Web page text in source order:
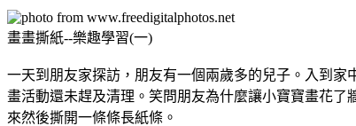
畫畫撕紙--樂趣學習(一)
一天到朋友家探訪，朋友有一個兩歲多的兒子。入到
畫活動還未趕及清理。笑問朋友為什麼讓小寶寶畫花
來然後撕開一條條長紙條。